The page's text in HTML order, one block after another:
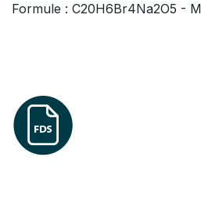
Formule : C20H6Br4Na2O5 -